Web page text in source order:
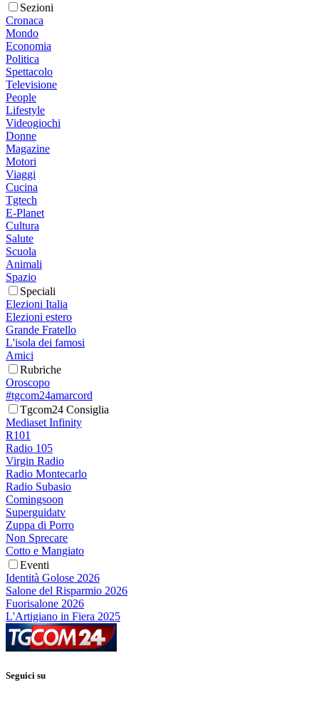
Sezioni
Cronaca
Mondo
Economia
Politica
Spettacolo
Televisione
People
Lifestyle
Videogiochi
Donne
Magazine
Motori
Viaggi
Cucina
Tgtech
E-Planet
Cultura
Salute
Scuola
Animali
Spazio
Speciali
Elezioni Italia
Elezioni estero
Grande Fratello
L'isola dei famosi
Amici
Rubriche
Oroscopo
#tgcom24amarcord
Tgcom24 Consiglia
Mediaset Infinity
R101
Radio 105
Virgin Radio
Radio Montecarlo
Radio Subasio
Comingsoon
Superguidatv
Zuppa di Porro
Non Sprecare
Cotto e Mangiato
Eventi
Identità Golose 2026
Salone del Risparmio 2026
Fuorisalone 2026
L'Artigiano in Fiera 2025
Seguici su